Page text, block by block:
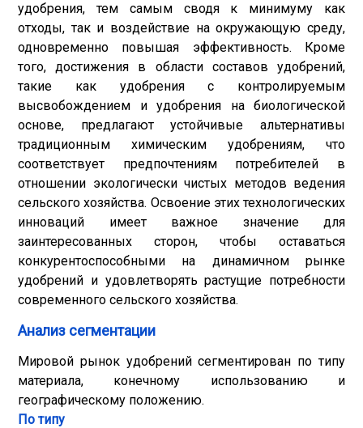
удобрения, тем самым сводя к минимуму как
отходы, так и воздействие на окружающую среду,
одновременно повышая эффективность. Кроме
того, достижения в области составов удобрений,
такие как удобрения с контролируемым
высвобождением и удобрения на биологической
основе, предлагают устойчивые альтернативы
традиционным химическим удобрениям, что
соответствует предпочтениям потребителей в
отношении экологически чистых методов ведения
сельского хозяйства. Освоение этих технологических
инноваций имеет важное значение для
заинтересованных сторон, чтобы оставаться
конкурентоспособными на динамичном рынке
удобрений и удовлетворять растущие потребности
современного сельского хозяйства.
Анализ сегментации
Мировой рынок удобрений сегментирован по типу
материала, конечному использованию и
географическому положению.
По типу